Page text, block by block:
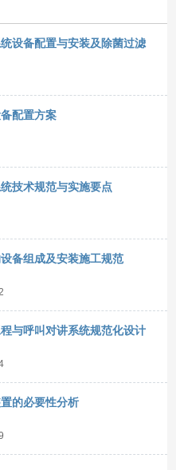
设备配置与安装及除菌过滤
配置方案
技术规范与实施要点
备组成及安装施工规范
与呼叫对讲系统规范化设计
的必要性分析